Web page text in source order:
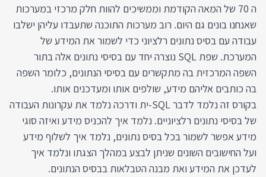
ה 70 של המאה הקודמת וממשיכים להוות חלק מרכזי במערכות
שאנחנו בונים גם היום. רוב מערכות התוכנה שתעבדו עליהן ישלבו
עבודה עם בסיס נתונים רלציוני כדי לשמור את המידע של
המערכת. שפת SQL נוצרה יחד עם בסיסי נתונים אלה בתור
השפה המרכזית בה מתקשרים עם בסיסי הנתונים, כלומר השפה
בה כותבים אליהם מידע, שולפים אותו ומעדכנים אותו.
בקורס זה נלמד לדבר SQL-ית ודרכה נלמד את עקרונות העבודה
של בסיסי נתונים רלציוניים. נלמד איך להכניס מידע ואיזה סוגי
מידע אפשר לשמור בכל בסיס נתונים, נלמד איך לשלוף מידע
ועל החישובים השונים שניתן לבצע במהלך הצגתו ונלמד איך
לעדכן את המידע ואת מבנה הטבלאות בבסיס הנתונים.